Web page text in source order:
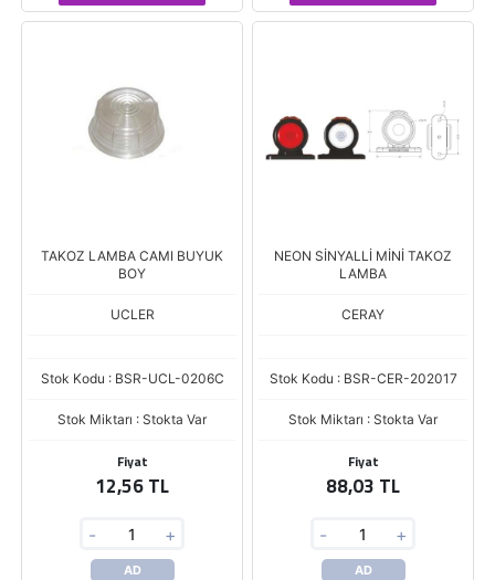
TAKOZ LAMBA CAMI BUYUK
BOY
UCLER
Stok Kodu : BSR-UCL-0206C
Stok Miktarı : Stokta Var
Fiyat
12,56 TL
- +
AD
NEON SİNYALLİ MİNİ TAKOZ
LAMBA
CERAY
Stok Kodu : BSR-CER-202017
Stok Miktarı : Stokta Var
Fiyat
88,03 TL
- +
AD